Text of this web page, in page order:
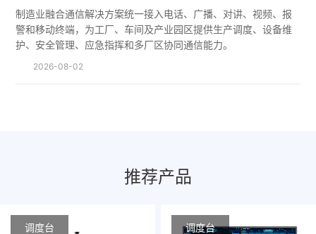
制造业融合通信解决方案统一接入电话、广播、对讲、视频、报
警和移动终端，为工厂、车间及产业园区提供生产调度、设备维
护、安全管理、应急指挥和多厂区协同通信能力。
2026-08-02
推荐产品
调度台 调度台